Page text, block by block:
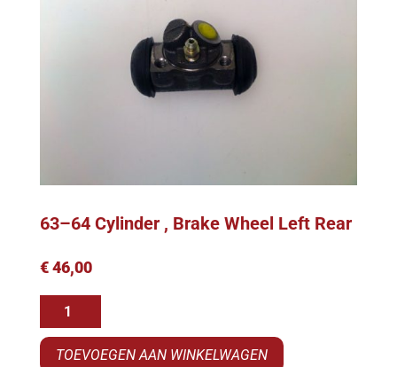
63–64 Cylinder , Brake Wheel Left Rear
€46,00
-64
Cylinder
TOEVOEGEN AAN WINKELWAGEN